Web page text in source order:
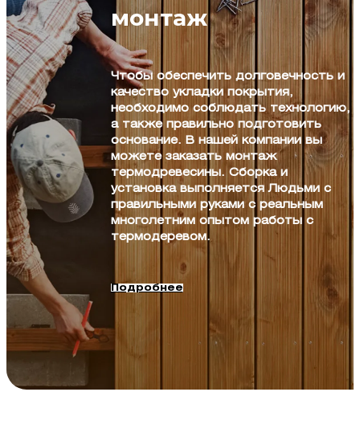
монтаж
Чтобы обеспечить долговечность и
качество укладки покрытия,
необходимо соблюдать технологию,
а также правильно подготовить
основание. В нашей компании вы
можете заказать монтаж
термодревесины. Сборка и
установка выполняется Людьми с
правильными руками с реальным
многолетним опытом работы с
термодеревом.
Подробнее